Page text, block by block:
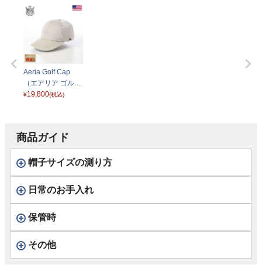
Aeria Golf Cap
（エアリア ゴルフ
キャップ） ナチュ
¥19,800(税込)
商品ガイド
帽子サイズの測り方
日常のお手入れ
保管時
その他